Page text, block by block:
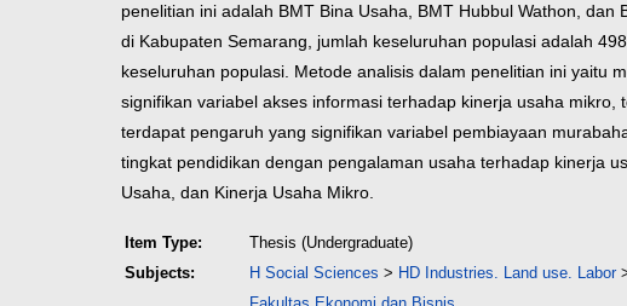
penelitian ini adalah BMT Bina Usaha, BMT Hubbul Wathon,
di Kabupaten Semarang, jumlah keseluruhan populasi adalah
keseluruhan populasi. Metode analisis dalam penelitian ini yaitu
signifikan variabel akses informasi terhadap kinerja usaha
terdapat pengaruh yang signifikan variabel pembiayaan
tingkat pendidikan dengan pengalaman usaha terhadap kinerja
Usaha, dan Kinerja Usaha Mikro.
Item Type:
Thesis (Undergraduate)
Subjects:
H Social Sciences > HD Industries. Land use. Labor